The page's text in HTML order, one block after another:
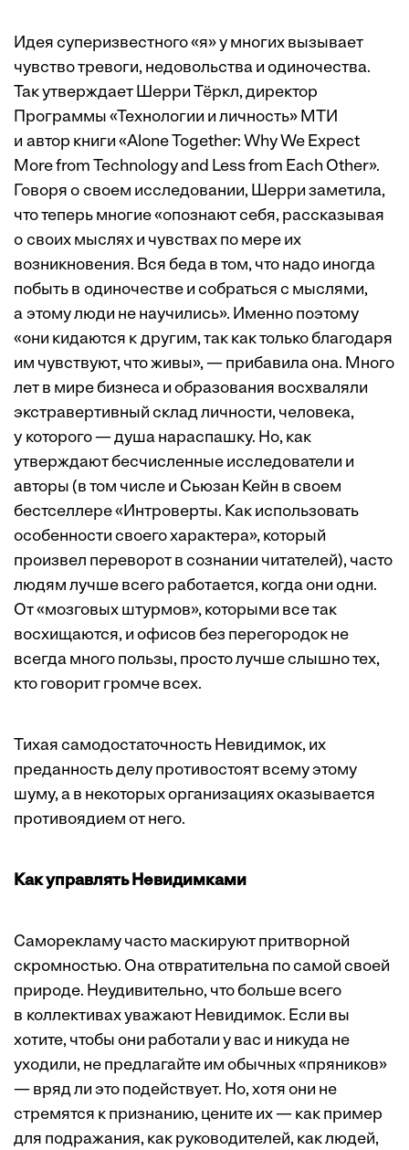
Идея суперизвестного «я» у многих вызывает
чувство тревоги, недовольства и одиночества.
Так утверждает Шерри Тёркл, директор
Программы «Технологии и личность» МТИ
и автор книги «Alone Together: Why We Expect
More from Technology and Less from Each Other».
Говоря о своем исследовании, Шерри заметила,
что теперь многие «опознают себя, рассказывая
о своих мыслях и чувствах по мере их
возникновения. Вся беда в том, что надо иногда
побыть в одиночестве и собраться с мыслями,
а этому люди не научились». Именно поэтому
«они кидаются к другим, так как только благодаря
им чувствуют, что живы», — прибавила она. Много
лет в мире бизнеса и образования восхваляли
экстравертивный склад личности, человека,
у которого — душа нараспашку. Но, как
утверждают бесчисленные исследователи и
авторы (в том числе и Сьюзан Кейн в своем
бестселлере «Интроверты. Как использовать
особенности своего характера», который
произвел переворот в сознании ­читателей), часто
людям лучше всего работается, когда они одни.
От «мозговых штурмов», которыми все так
восхищаются, и офисов без перегородок не
всегда много пользы, просто лучше слышно тех,
кто говорит громче всех.
Тихая самодостаточность Невидимок, их
преданность делу противостоят всему этому
шуму, а в некоторых организациях оказывается
противоядием от него.
Как управлять Невидимками
Саморекламу часто маскируют притворной
скромностью. Она отвратительна по самой своей
природе. Неудивительно, что больше всего
в коллективах уважают Невидимок. Если вы
хотите, чтобы они работали у вас и никуда не
уходили, не предлагайте им обычных «пряников»
— вряд ли это подействует. Но, хотя они не
стремятся к признанию, цените их — как пример
для подражания, как руководителей, как людей,